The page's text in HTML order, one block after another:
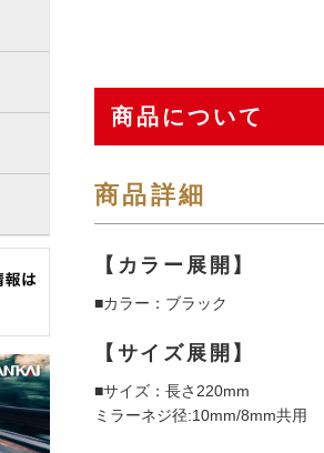
商品について
商品詳細
【カラー展開】
■カラー：ブラック
【サイズ展開】
■サイズ：長さ220mm
ミラーネジ径:10mm/8mm共用